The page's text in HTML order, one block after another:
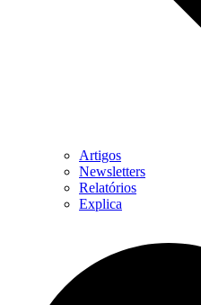
Artigos
Newsletters
Relatórios
Explica